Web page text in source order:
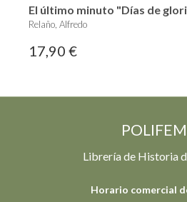
El último minuto "Días de
Relaño, Alfredo
17,90 €
Librería de Historia
Horario comercial